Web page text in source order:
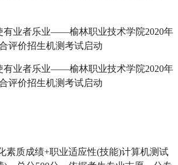
质成绩+职业适应性(技能)计算机测试